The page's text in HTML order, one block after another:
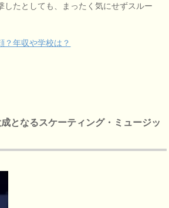
したとしても、まったく気にせずスルー
？年収や学校は？
となるスケーティング・ミュージッ